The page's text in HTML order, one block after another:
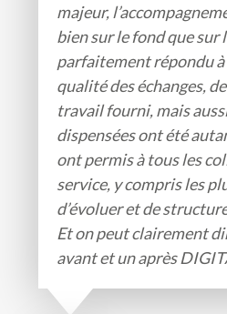
majeur,
bien sur le fond que sur
parfaitement répondu
qualité des échanges,
travail fourni, mais
dispensées ont été
ont permis à tous les
service, y compris les
d’évoluer et de
Et on peut clairement
avant et un après